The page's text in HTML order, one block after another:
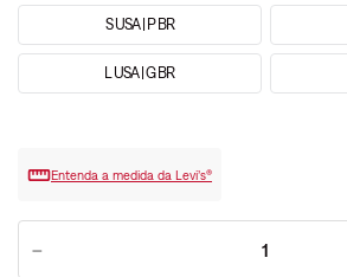
S USA | P BR
L USA | G BR
Entenda a medida da Levi’s®
－